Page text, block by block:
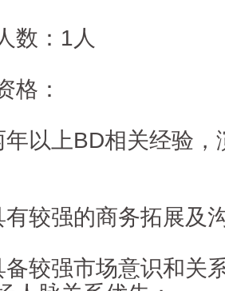
：1人
：
上BD相关经验，
强的商务拓展及
强市场意识和关